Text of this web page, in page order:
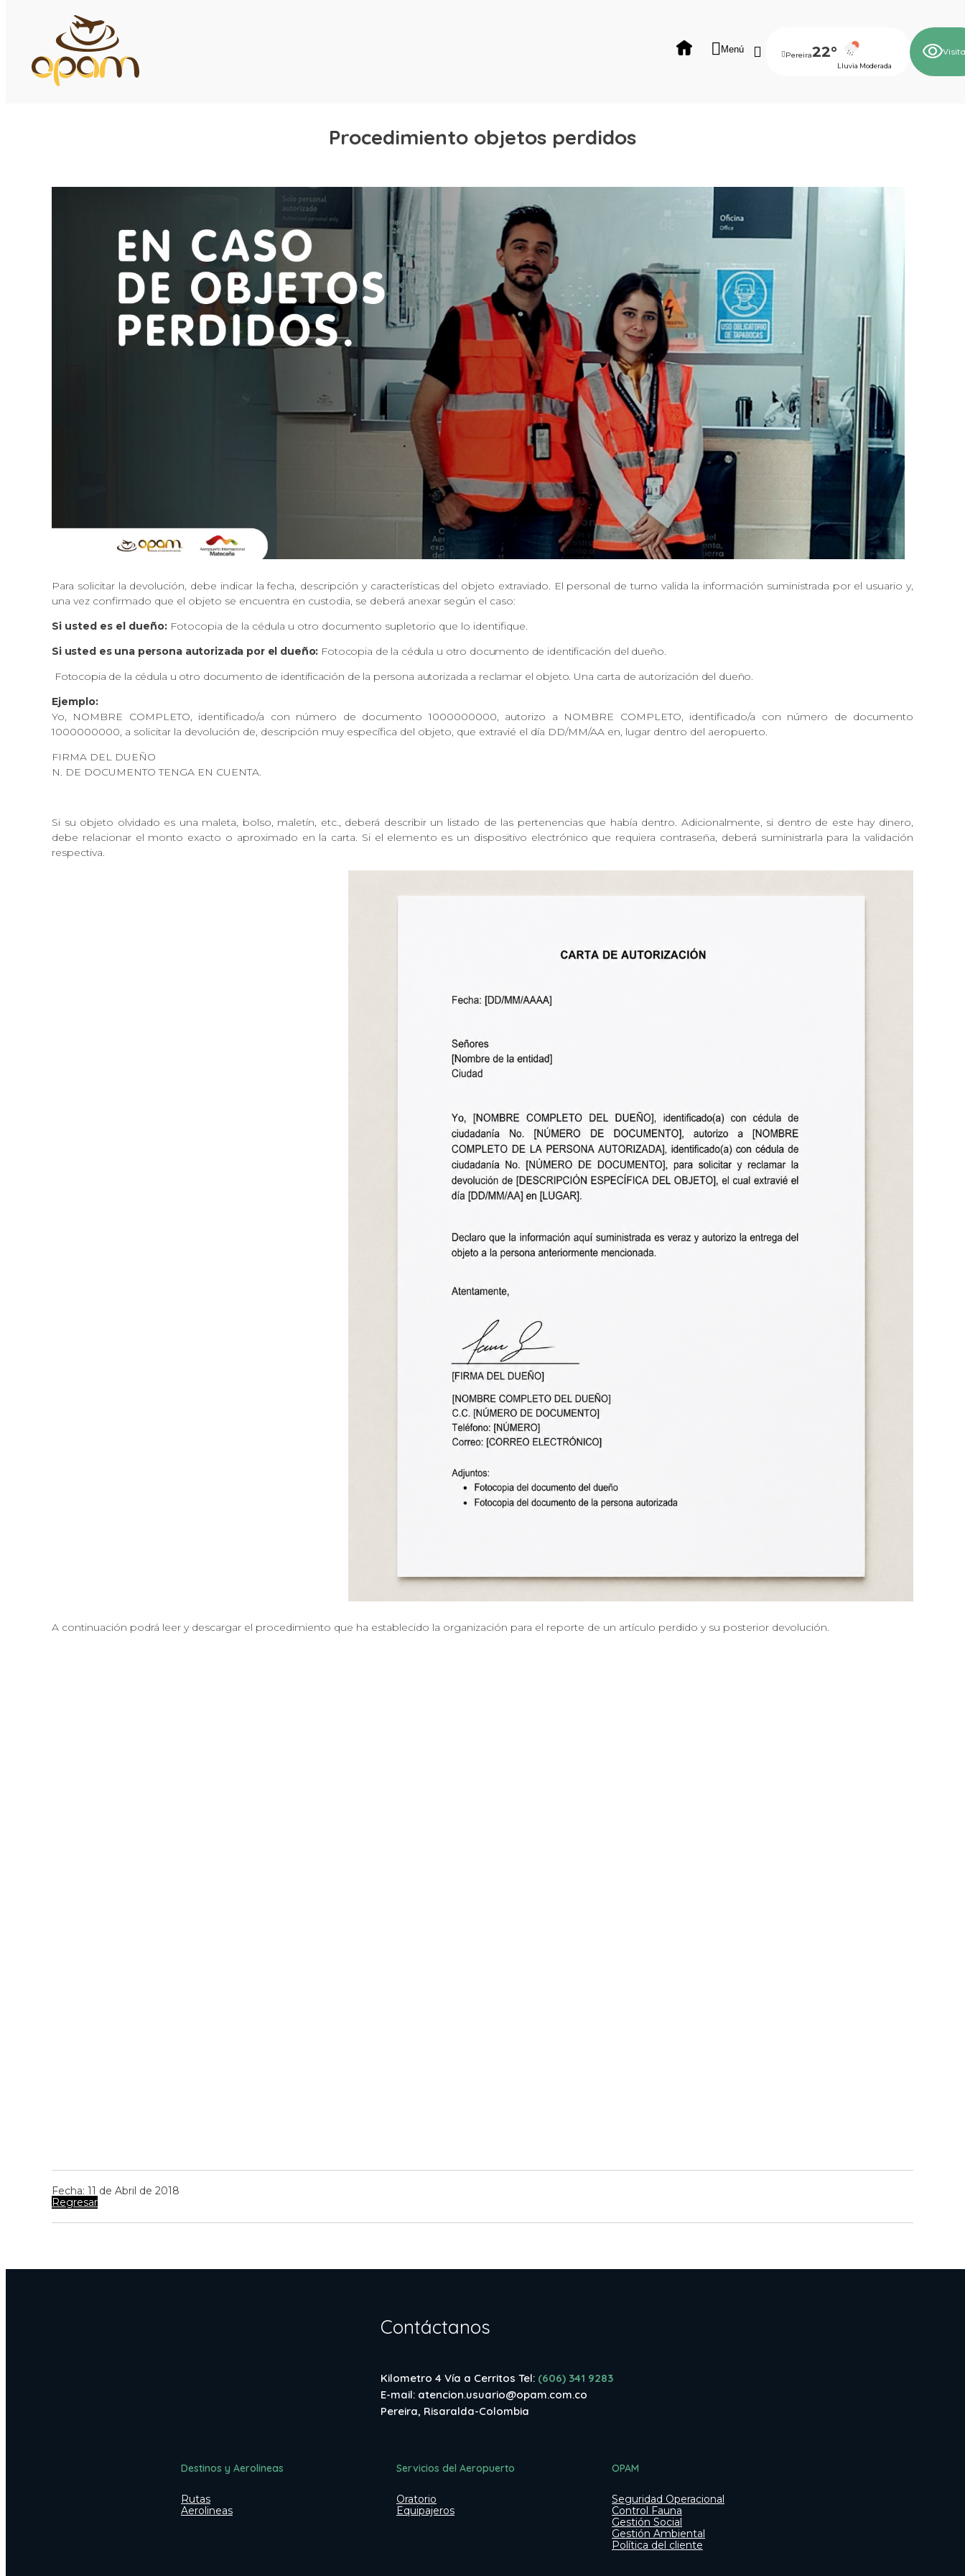
Menú
Pereira22°
Lluvia Moderada
Procedimiento objetos perdidos
Para solicitar la devolución, debe indicar la fecha, descripción y características del objeto extraviado. El personal de turno valida la información suministrada por el usuario y,
una vez confirmado que el objeto se encuentra en custodia, se deberá anexar según el caso:
Si usted es el dueño: Fotocopia de la cédula u otro documento supletorio que lo identifique.
Si usted es una persona autorizada por el dueño: Fotocopia de la cédula u otro documento de identificación del dueño.
Fotocopia de la cédula u otro documento de identificación de la persona autorizada a reclamar el objeto. Una carta de autorización del dueño.
Ejemplo:
Yo, NOMBRE COMPLETO, identificado/a con número de documento 1000000000, autorizo a NOMBRE COMPLETO, identificado/a con número de documento
1000000000, a solicitar la devolución de, descripción muy específica del objeto, que extravié el día DD/MM/AA en, lugar dentro del aeropuerto.
FIRMA DEL DUEÑO
N. DE DOCUMENTO TENGA EN CUENTA.
Si su objeto olvidado es una maleta, bolso, maletín, etc., deberá describir un listado de las pertenencias que había dentro. Adicionalmente, si dentro de este hay dinero,
debe relacionar el monto exacto o aproximado en la carta. Si el elemento es un dispositivo electrónico que requiera contraseña, deberá suministrarla para la validación
respectiva.
A continuación podrá leer y descargar el procedimiento que ha establecido la organización para el reporte de un artículo perdido y su posterior devolución.
Fecha: 11 de Abril de 2018
Regresar
Contáctanos
Kilometro 4 Vía a Cerritos Tel: (606) 341 9283
E-mail: atencion.usuario@opam.com.co
Pereira, Risaralda-Colombia
Destinos y Aerolineas
Rutas
Aerolineas
Servicios del Aeropuerto
Oratorio
Equipajeros
OPAM
Seguridad Operacional
Control Fauna
Gestión Social
Gestión Ambiental
Política del cliente